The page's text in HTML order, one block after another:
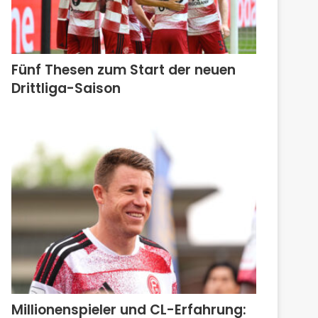
Fünf Thesen zum Start der neuen
Drittliga-Saison
Millionenspieler und CL-Erfahrung: